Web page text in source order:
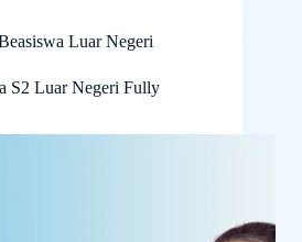
Luar Negeri
S2 Luar Negeri Fully